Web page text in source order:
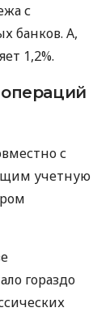
с
банков. А,
1,2%.
с
учетную
гораздо